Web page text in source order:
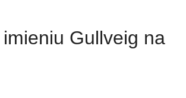
Gullveig na